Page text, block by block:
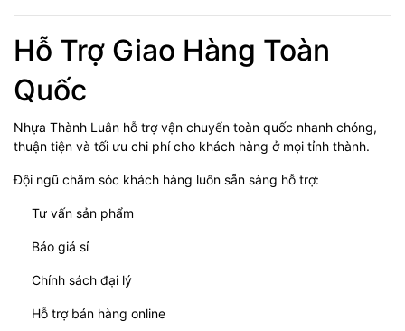
Hỗ Trợ Giao Hàng Toàn
Quốc
Nhựa Thành Luân hỗ trợ vận chuyển toàn quốc nhanh chóng,
thuận tiện và tối ưu chi phí cho khách hàng ở mọi tỉnh thành.
Đội ngũ chăm sóc khách hàng luôn sẵn sàng hỗ trợ:
Tư vấn sản phẩm
Báo giá sỉ
Chính sách đại lý
Hỗ trợ bán hàng online